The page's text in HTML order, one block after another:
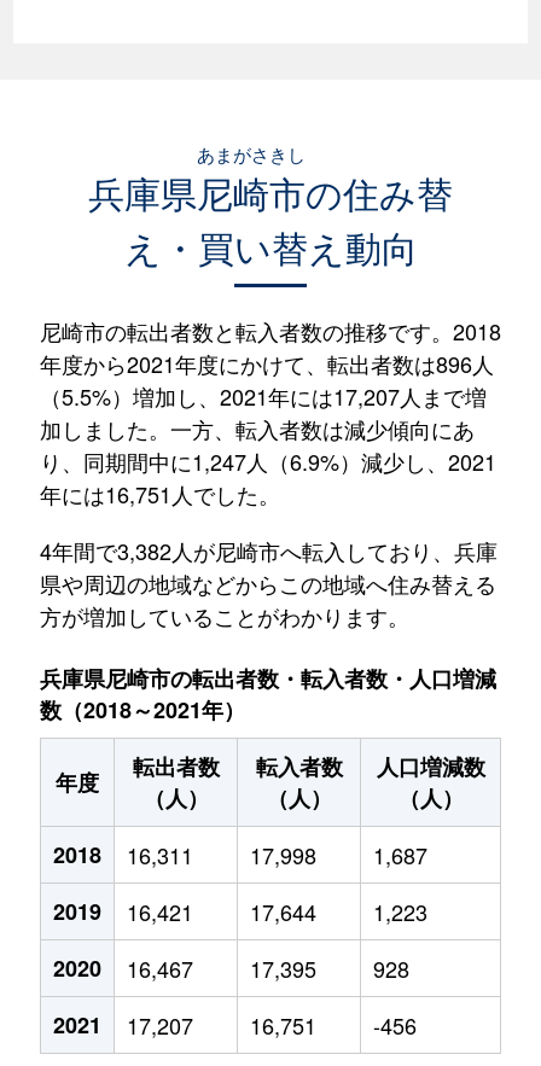
兵庫県尼崎市
あまがさきし
の住み替
え・買い替え動向
尼崎市の転出者数と転入者数の推移です。2018
年度から2021年度にかけて、転出者数は896人
（5.5%）増加し、2021年には17,207人まで増
加しました。一方、転入者数は減少傾向にあ
り、同期間中に1,247人（6.9%）減少し、2021
年には16,751人でした。
4年間で3,382人が尼崎市へ転入しており、兵庫
県や周辺の地域などからこの地域へ住み替える
方が増加していることがわかります。
兵庫県尼崎市の転出者数・転入者数・人口増減
数（2018～2021年）
年度
転出者数
（人）
転入者数
（人）
人口増減数
（人）
2018
16,311 17,998
1,687
2019
16,421 17,644
1,223
2020
16,467 17,395
928
2021
17,207 16,751 -456